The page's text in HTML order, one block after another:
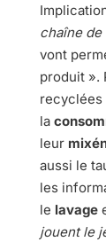
chaîne
vont
produit ».
la
leur
aussi le
les
le lavage
jouent le